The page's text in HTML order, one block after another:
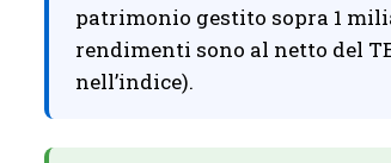
patrimonio gestito sopra 1
rendimenti sono al netto del
nell’indice).